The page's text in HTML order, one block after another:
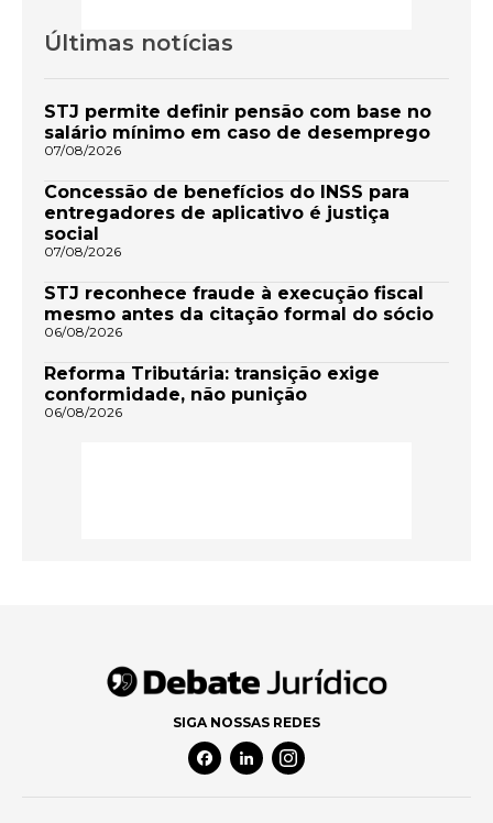
Últimas notícias
STJ permite definir pensão com base no
salário mínimo em caso de desemprego
07/08/2026
Concessão de benefícios do INSS para
entregadores de aplicativo é justiça
social
07/08/2026
STJ reconhece fraude à execução fiscal
mesmo antes da citação formal do sócio
06/08/2026
Reforma Tributária: transição exige
conformidade, não punição
06/08/2026
SIGA NOSSAS REDES
Facebook Social Media
Linkedin Social Media
Instagram Social Media